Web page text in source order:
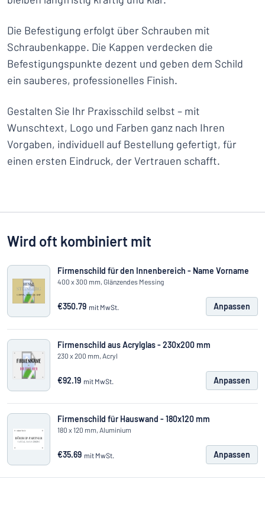
Die Befestigung erfolgt über Schrauben mit
Schraubenkappe. Die Kappen verdecken die
Befestigungspunkte dezent und geben dem Schild
ein sauberes, professionelles Finish.
Gestalten Sie Ihr Praxisschild selbst – mit
Wunschtext, Logo und Farben ganz nach Ihren
Vorgaben, individuell auf Bestellung gefertigt, für
einen ersten Eindruck, der Vertrauen schafft.
Wird oft kombiniert mit
Firmenschild für den Innenbereich - Name Vorname
400 x 300 mm, Glänzendes Messing
€350.79 mit MwSt. Anpassen
Firmenschild aus Acrylglas - 230x200 mm
230 x 200 mm, Acryl
€92.19 mit MwSt. Anpassen
Firmenschild für Hauswand - 180x120 mm
180 x 120 mm, Aluminium
€35.69 mit MwSt. Anpassen